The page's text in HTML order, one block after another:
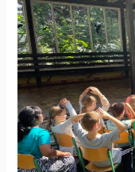
Schultag
Schuljahr
2023